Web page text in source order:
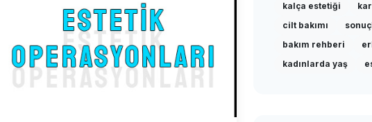
kalça estetiği
cilt bakımı
bakım rehberi
kadınlarda yaş